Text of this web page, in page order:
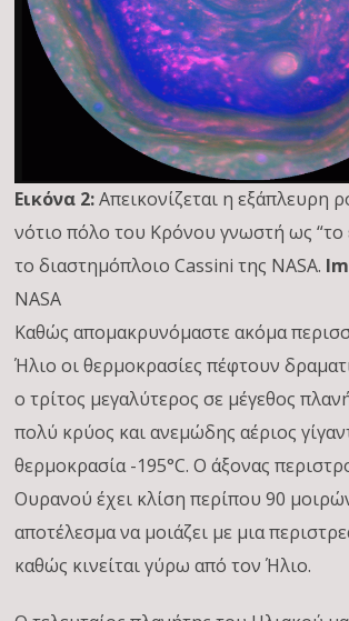
Εικόνα 2:Απεικονίζεται η εξάπλευρη
νότιο πόλο του Κρόνου γνωστή ως “το
το διαστημόπλοιο Cassini της NASA.
NASA
Καθώς απομακρυνόμαστε ακόμα
Ήλιο οι θερμοκρασίες πέφτουν
ο τρίτος μεγαλύτερος σε μέγεθος
πολύ κρύος και ανεμώδης αέριος
θερμοκρασία -195°C. Ο άξονας
Ουρανού έχει κλίση περίπου 90
αποτέλεσμα να μοιάζει με μια
καθώς κινείται γύρω από τον Ήλιο.